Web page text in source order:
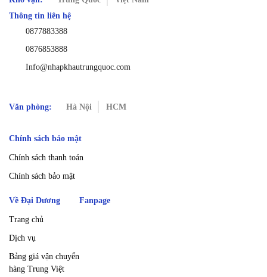
Thông tin liên hệ
0877883388
0876853888
Info@nhapkhautrungquoc.com
Văn phòng: Hà Nội HCM
Chính sách bảo mật
Chính sách thanh toán
Chính sách bảo mật
Về Đại Dương
Trang chủ
Dịch vụ
Bảng giá vận chuyển
hàng Trung Việt
Fanpage